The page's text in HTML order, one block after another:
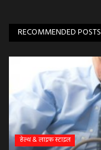
RECOMMENDED POSTS
हेल्थ & लाइफ स्टाइल